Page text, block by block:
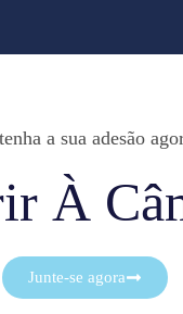
a sua adesão
À
Junte-se agora